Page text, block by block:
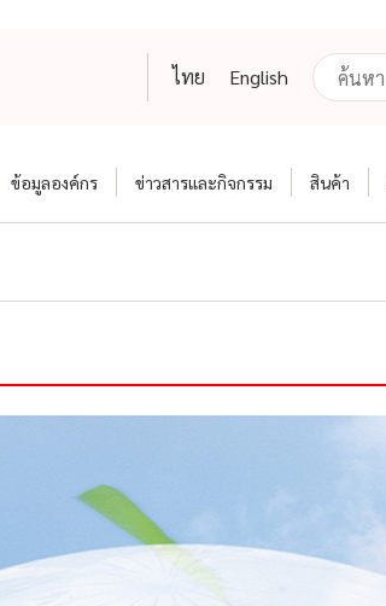
ไทย English
ข้อมูลองค์กร ข่าวสารและกิจกรรม สินค้า